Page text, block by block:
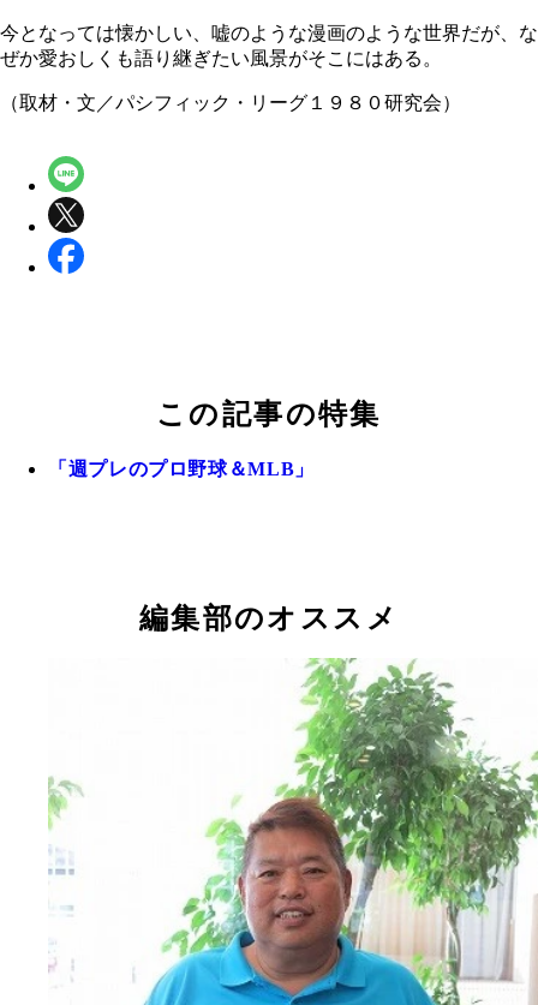
今となっては懐かしい、嘘のような漫画のような世界だが、な
ぜか愛おしくも語り継ぎたい風景がそこにはある。
（取材・文／パシフィック・リーグ１９８０研究会）
この記事の特集
「週プレのプロ野球＆MLB」
編集部のオススメ